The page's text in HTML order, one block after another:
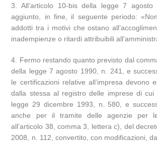
3. All’articolo 10-bis della legge 7
aggiunto, in fine, il seguente periodo:
addotti tra i motivi che ostano
inadempienze o ritardi attribuibili
4. Fermo restando quanto previsto dal
della legge 7 agosto 1990, n. 241, e
le certificazioni relative all’impresa devono
dalla stessa al registro delle imprese di cui
legge 29 dicembre 1993, n. 580, e
anche per il tramite delle agenzie per
all’articolo 38, comma 3, lettera c), del
2008, n. 112, convertito, con modificazioni,